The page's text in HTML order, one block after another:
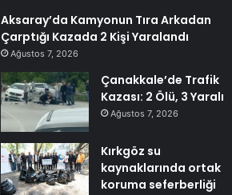
Aksaray’da Kamyonun Tıra Arkadan
Çarptığı Kazada 2 Kişi Yaralandı
Ağustos 7, 2026
Çanakkale’de Trafik
Kazası: 2 Ölü, 3 Yaralı
Ağustos 7, 2026
Kırkgöz su
kaynaklarında ortak
koruma seferberliği